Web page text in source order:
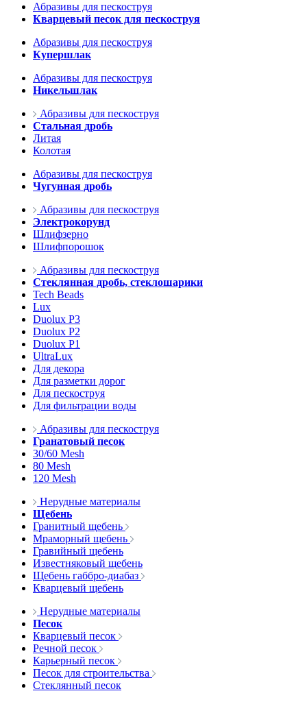
Абразивы для пескоструя
Кварцевый песок для пескоструя
Абразивы для пескоструя
Купершлак
Абразивы для пескоструя
Никельшлак
Абразивы для пескоструя
Стальная дробь
Литая
Колотая
Абразивы для пескоструя
Чугунная дробь
Абразивы для пескоструя
Электрокорунд
Шлифзерно
Шлифпорошок
Абразивы для пескоструя
Стеклянная дробь, стеклошарики
Tech Beads
Lux
Duolux P3
Duolux P2
Duolux P1
UltraLux
Для декора
Для разметки дорог
Для пескоструя
Для фильтрации воды
Абразивы для пескоструя
Гранатовый песок
30/60 Mesh
80 Mesh
120 Mesh
Нерудные материалы
Щебень
Гранитный щебень
Мраморный щебень
Гравийный щебень
Известняковый щебень
Щебень габбро-диабаз
Кварцевый щебень
Нерудные материалы
Песок
Кварцевый песок
Речной песок
Карьерный песок
Песок для строительства
Стеклянный песок